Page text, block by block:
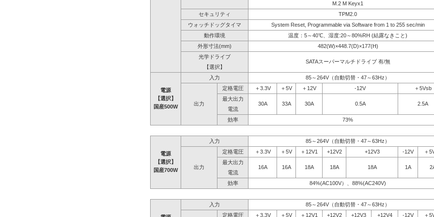
M.2 M Keyx1
セキュリティ
TPM2.0
ウォッチドッグタイマ
System Reset, Programmable via Software from 1 to 255 sec/min
動作環境
温度：5～40℃、湿度:20～80%RH (結露なきこと)
外形寸法(mm)
482(W)×448.7(D)×177(H)
光学ドライブ
SATAスーパーマルチドライブ 有/無
【選択】
電源
【選択】
国産500W
入力 85～264V（自動切替・47～63Hz）
出力
定格電圧 ＋3.3V ＋5V ＋12V -12V
＋5Vsb
最大出力
30A
33A 30A 0.5A
2.5A
電流
効率
73%
電源
【選択】
国産700W
入力 85～264V（自動切替・47～63Hz）
出力
定格電圧 ＋3.3V ＋5V ＋12V1 +12V2 +12V3 -12V
＋
最大出力
16A
16A 18A 18A 18A 1A
電流
効率
84%(AC100V）、88%(AC240V)
入力
85～264V（自動切替・47～63Hz）
定格電圧
＋3.3V ＋5V ＋12V1 +12V2 +12V3 +12V4 -12V ＋